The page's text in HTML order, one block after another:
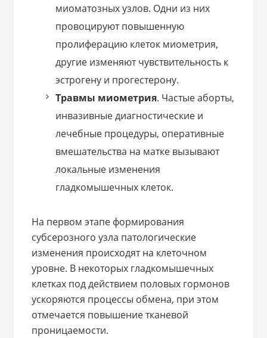
миоматозных узлов. Одни из них
провоцируют повышенную
пролиферацию клеток миометрия,
другие изменяют чувствительность к
эстрогену и прогестерону.
Травмы миометрия. Частые аборты,
инвазивные диагностические и
лечебные процедуры, оперативные
вмешательства на матке вызывают
локальные изменения
гладкомышечных клеток.
На первом этапе формирования
субсерозного узла патологические
изменения происходят на клеточном
уровне. В некоторых гладкомышечных
клетках под действием половых гормонов
ускоряются процессы обмена, при этом
отмечается повышение тканевой
проницаемости.